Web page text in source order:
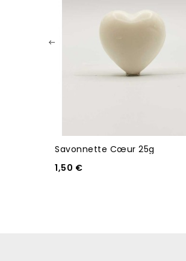
Savonnette Cœur 25g
1,50 €